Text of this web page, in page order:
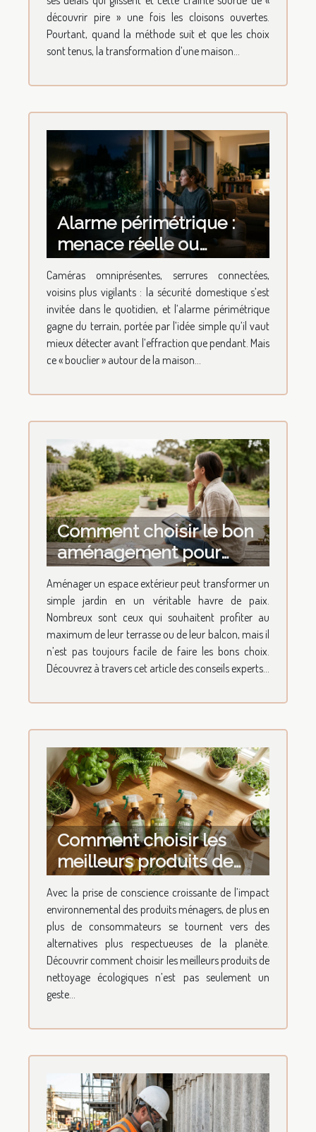
découvrir pire » une fois les cloisons ouvertes.
Pourtant, quand la méthode suit et que les choix
sont tenus, la transformation d’une maison...
Alarme périmétrique :
menace réelle ou
sentiment d'intrusion ?
Caméras omniprésentes, serrures connectées,
voisins plus vigilants : la sécurité domestique s’est
invitée dans le quotidien, et l’alarme périmétrique
gagne du terrain, portée par l’idée simple qu’il vaut
mieux détecter avant l’effraction que pendant. Mais
ce « bouclier » autour de la maison...
Comment choisir le bon
aménagement pour
votre espace extérieur ?
Aménager un espace extérieur peut transformer un
simple jardin en un véritable havre de paix.
Nombreux sont ceux qui souhaitent profiter au
maximum de leur terrasse ou de leur balcon, mais il
n’est pas toujours facile de faire les bons choix.
Découvrez à travers cet article des conseils experts...
Comment choisir les
meilleurs produits de
nettoyage écologiques ?
Avec la prise de conscience croissante de l’impact
environnemental des produits ménagers, de plus en
plus de consommateurs se tournent vers des
alternatives plus respectueuses de la planète.
Découvrir comment choisir les meilleurs produits de
nettoyage écologiques n’est pas seulement un
geste...